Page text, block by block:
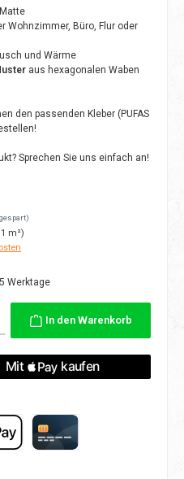
Wohnzimmer, Büro, Flur oder
und Wärme
aus hexagonalen Waben
den passenden Kleber (PUFAS
Sprechen Sie uns einfach an!
m²)
Werktage
In den Warenkorb